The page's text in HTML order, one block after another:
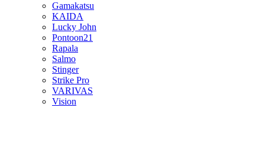
Gamakatsu
KAIDA
Lucky John
Pontoon21
Rapala
Salmo
Stinger
Strike Pro
VARIVAS
Vision